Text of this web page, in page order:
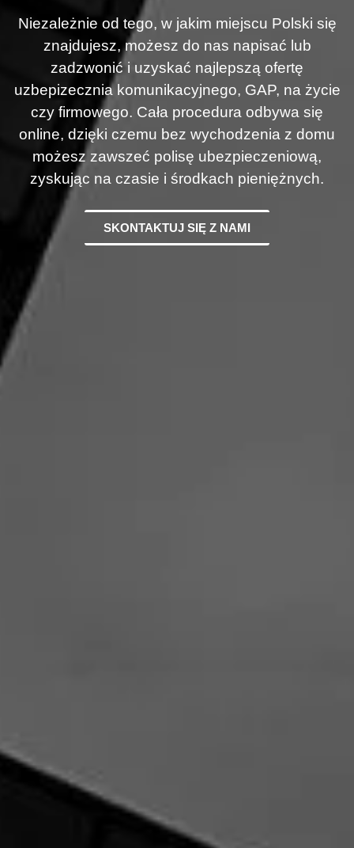
Niezależnie od tego, w jakim miejscu Polski się
znajdujesz, możesz do nas napisać lub
zadzwonić i uzyskać najlepszą ofertę
uzbepizecznia komunikacyjnego, GAP, na życie
czy firmowego. Cała procedura odbywa się
online, dzięki czemu bez wychodzenia z domu
możesz zawszeć polisę ubezpieczeniową,
zyskując na czasie i środkach pieniężnych.
SKONTAKTUJ SIĘ Z NAMI